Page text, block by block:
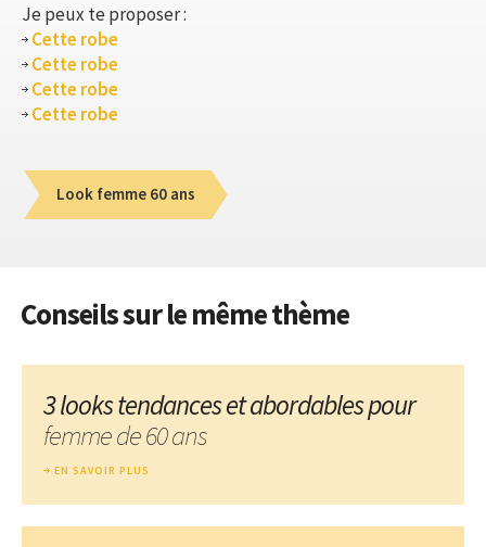
Je peux te proposer :
Cette robe
Cette robe
Cette robe
Cette robe
Look femme 60 ans
Conseils sur le même thème
3 looks tendances et abordables pour
femme de 60 ans
EN SAVOIR PLUS